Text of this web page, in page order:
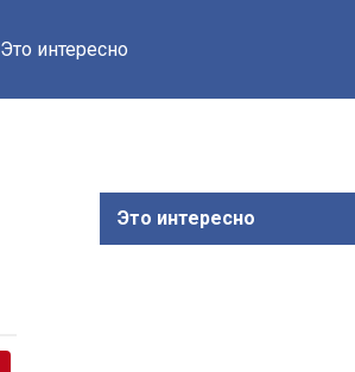
Это интересно
Это интересно